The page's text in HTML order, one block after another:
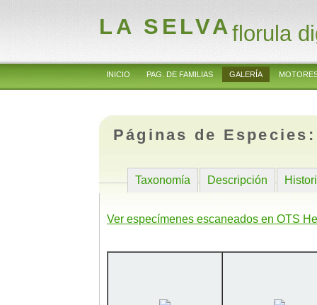
LA SELVAflorula
INICIO PAG. DE FAMILIAS GALERÍA
Páginas de
Taxonomía Descripción
Ver especímenes escaneados en OTS